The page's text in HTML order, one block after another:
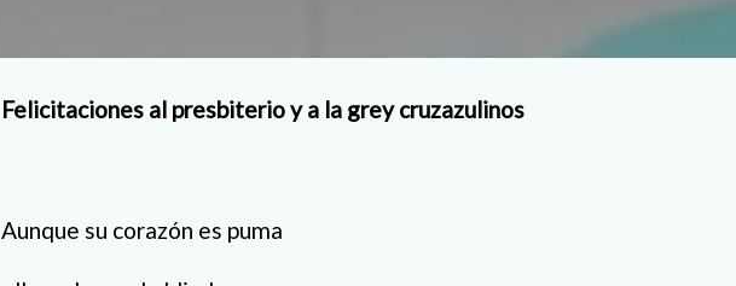
Felicitaciones al presbiterio y a la grey cruzazulinos
Aunque su corazón es puma